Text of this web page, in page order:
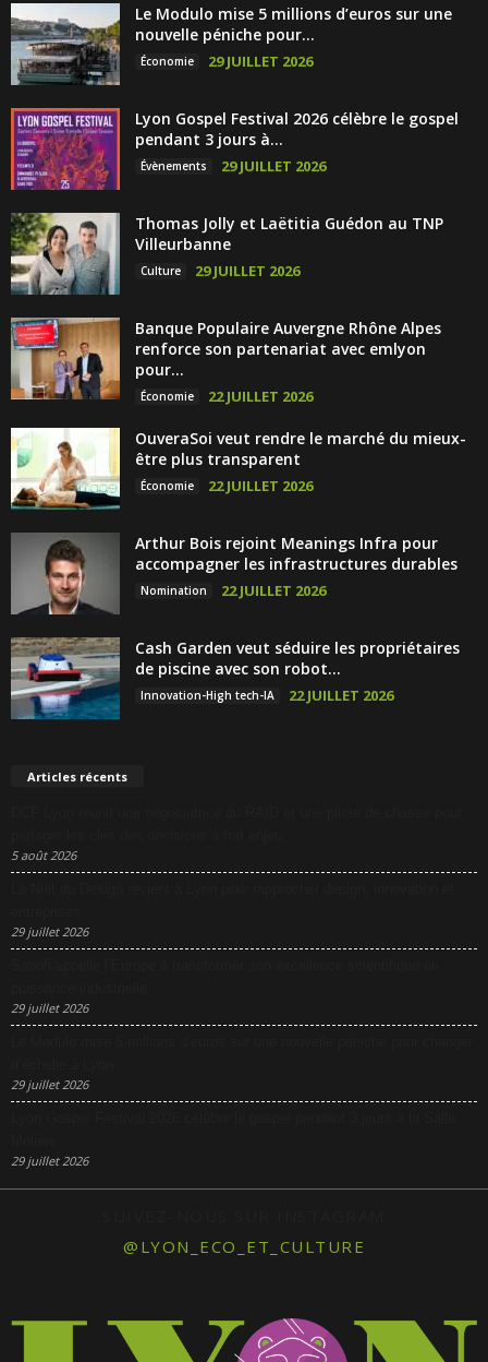
Le Modulo mise 5 millions d’euros sur une
nouvelle péniche pour...
Économie 29 JUILLET 2026
Lyon Gospel Festival 2026 célèbre le gospel
pendant 3 jours à...
Évènements 29 JUILLET 2026
Thomas Jolly et Laëtitia Guédon au TNP
Villeurbanne
Culture 29 JUILLET 2026
Banque Populaire Auvergne Rhône Alpes
renforce son partenariat avec emlyon
pour...
Économie 22 JUILLET 2026
OuveraSoi veut rendre le marché du mieux-
être plus transparent
Économie 22 JUILLET 2026
Arthur Bois rejoint Meanings Infra pour
accompagner les infrastructures durables
Nomination 22 JUILLET 2026
Cash Garden veut séduire les propriétaires
de piscine avec son robot...
Innovation-High tech-IA 22 JUILLET 2026
Articles récents
5 août 2026
29 juillet 2026
29 juillet 2026
29 juillet 2026
29 juillet 2026
@LYON_ECO_ET_CULTURE